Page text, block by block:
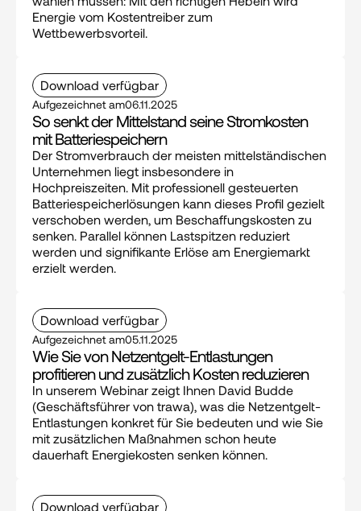
Energie vom Kostentreiber zum
Wettbewerbsvorteil.
Download verfügbar
Aufgezeichnet am06.11.2025
So senkt der Mittelstand seine Stromkosten
mit Batteriespeichern
Der Stromverbrauch der meisten mittelständischen
Unternehmen liegt insbesondere in
Hochpreiszeiten. Mit professionell gesteuerten
Batteriespeicherlösungen kann dieses Profil gezielt
verschoben werden, um Beschaffungskosten zu
senken. Parallel können Lastspitzen reduziert
werden und signifikante Erlöse am Energiemarkt
erzielt werden.
Download verfügbar
Aufgezeichnet am05.11.2025
Wie Sie von Netzentgelt-Entlastungen
profitieren und zusätzlich Kosten reduzieren
In unserem Webinar zeigt Ihnen David Budde
(Geschäftsführer von trawa), was die Netzentgelt-
Entlastungen konkret für Sie bedeuten und wie Sie
mit zusätzlichen Maßnahmen schon heute
dauerhaft Energiekosten senken können.
Download verfügbar